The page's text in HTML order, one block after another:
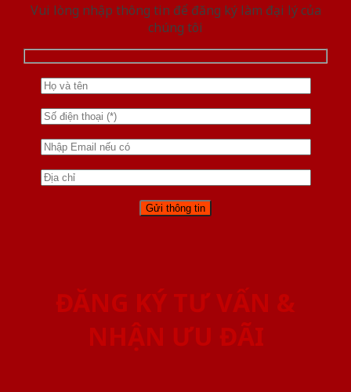
Vui lòng nhập thông tin để đăng ký làm đại lý của
chúng tôi
ĐĂNG KÝ TƯ VẤN &
NHẬN ƯU ĐÃI